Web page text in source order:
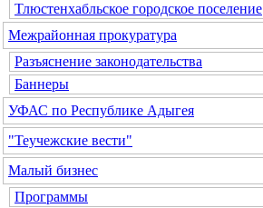
Тлюстенхабльское городское поселение
Межрайонная прокуратура
Разъяснение законодательства
Баннеры
УФАС по Республике Адыгея
"Теучежские вести"
Малый бизнес
Программы